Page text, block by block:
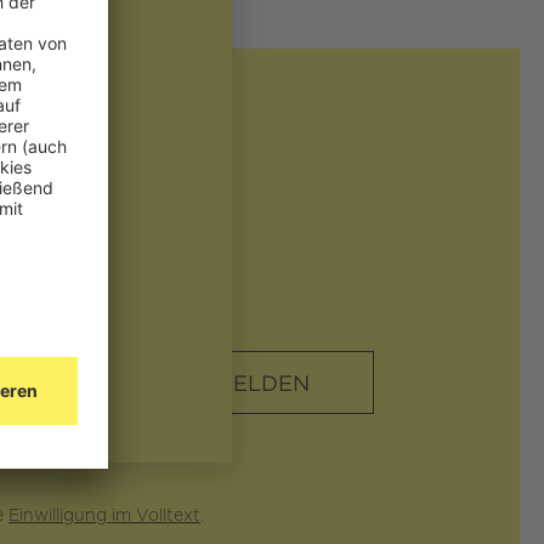
Einwilligung im Volltext